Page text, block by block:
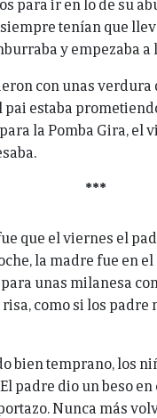
tenían que
y empezaba a
con unas verdura
pai estaba
la Pomba Gira, el
***
que el viernes el
la madre fue en
unas milanesa
risa, como si los padre
bien temprano, los
padre dio un beso
Nunca más